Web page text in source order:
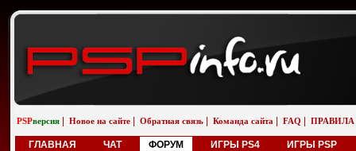
PSPверсия Новое на сайте Обратная связь Команда сайта FAQ ПРАВИЛА
ГЛАВНАЯ ЧАТ ФОРУМ ИГРЫ PS4 ИГРЫ PSP